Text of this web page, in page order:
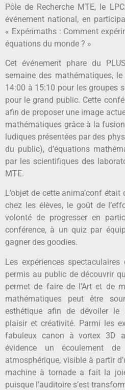
Pôle de Recherche MTE, le
événement national, en
« Expérimaths : Comment
équations du monde ? »
Cet événement phare du
semaine des mathématiques,
14:00 à 15:10 pour les groupes
pour le grand public. Cette
afin de proposer une image
mathématiques grâce à la
ludiques présentées par des
du public), d’équations
par les scientifiques des
MTE.
L’objet de cette anima’conf
chez les élèves, le goût de
volonté de progresser en
conférence, à un quiz par
gagner des goodies.
Les expériences
permis au public de découvrir
permet de faire de l’Art et de
mathématiques peut être
esthétique afin de dévoiler le
plaisir et créativité. Parmi les
fabuleux canon à vortex 3D
évidence un écoulement
atmosphérique, visible à partir
machine à tornade a fait la
puisque l’auditoire s’est